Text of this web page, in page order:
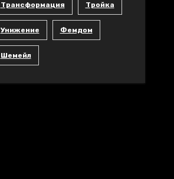
Трансформация Тройка
Унижение Фемдом
Шемейл